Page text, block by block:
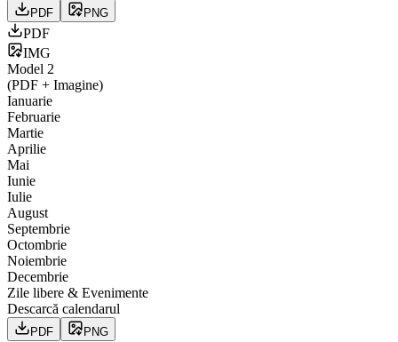
PDF PNG
PDF
IMG
Model 2
(PDF + Imagine)
Ianuarie
Februarie
Martie
Aprilie
Mai
Iunie
Iulie
August
Septembrie
Octombrie
Noiembrie
Decembrie
Zile libere & Evenimente
Descarcă calendarul
PDF PNG